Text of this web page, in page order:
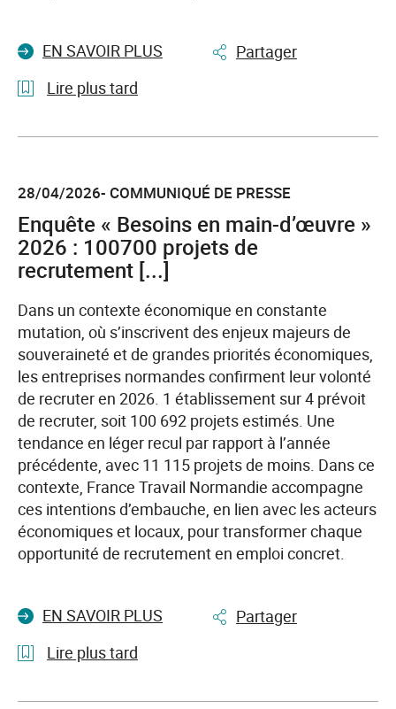
trouver
voie
EN SAVOIR PLUS
Partager
Lire plus tard
l'article
à
vous
France
reprend
sa
tournée
des
Places
et
des
Trucks
de
l’emploi
en
Normandie
28/04/2026- COMMUNIQUÉ DE PRESSE
Enquête « Besoins en main-d’œuvre »
2026 : 100700 projets de
recrutement [...]
Dans un contexte économique en constante
mutation, où s’inscrivent des enjeux majeurs de
souveraineté et de grandes priorités économiques,
les entreprises normandes confirment leur volonté
de recruter en 2026. 1 établissement sur 4 prévoit
de recruter, soit 100 692 projets estimés. Une
tendance en léger recul par rapport à l’année
précédente, avec 11 115 projets de moins. Dans ce
contexte, France Travail Normandie accompagne
ces intentions d’embauche, en lien avec les acteurs
économiques et locaux, pour transformer chaque
opportunité de recrutement en emploi concret.
EN SAVOIR PLUS
Partager
Lire plus tard
l'article